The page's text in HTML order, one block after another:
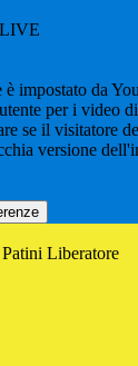
impostato da
per i video
se il visitatore
versione
Liberatore